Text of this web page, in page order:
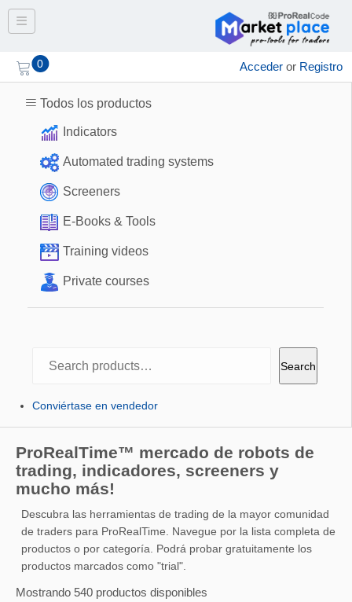
Toggle navigation
0 Acceder or Registro
Todos los productos
Indicators
Automated trading systems
Screeners
E-Books & Tools
Training videos
Private courses
Search
Conviértase en vendedor
ProRealTime™ mercado de robots de
trading, indicadores, screeners y
mucho más!
Descubra las herramientas de trading de la mayor comunidad
de traders para ProRealTime. Navegue por la lista completa de
productos o por categoría. Podrá probar gratuitamente los
productos marcados como "trial".
Mostrando 540 productos disponibles